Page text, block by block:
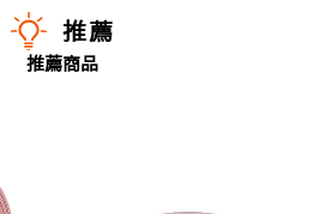
推薦
推薦商品